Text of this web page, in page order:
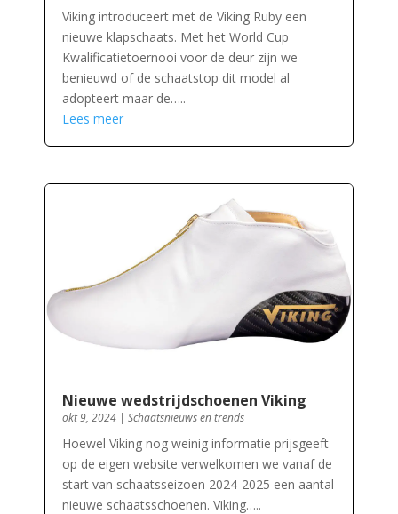
Viking introduceert met de Viking Ruby een
nieuwe klapschaats. Met het World Cup
Kwalificatietoernooi voor de deur zijn we
benieuwd of de schaatstop dit model al
adopteert maar de…..
Lees meer
Nieuwe wedstrijdschoenen Viking
okt 9, 2024| Schaatsnieuws en trends
Hoewel Viking nog weinig informatie prijsgeeft
op de eigen website verwelkomen we vanaf de
start van schaatsseizoen 2024-2025 een aantal
nieuwe schaatsschoenen. Viking…..